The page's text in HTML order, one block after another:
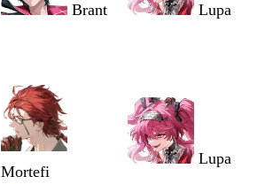
Brant Lupa
Mortefi
Lupa